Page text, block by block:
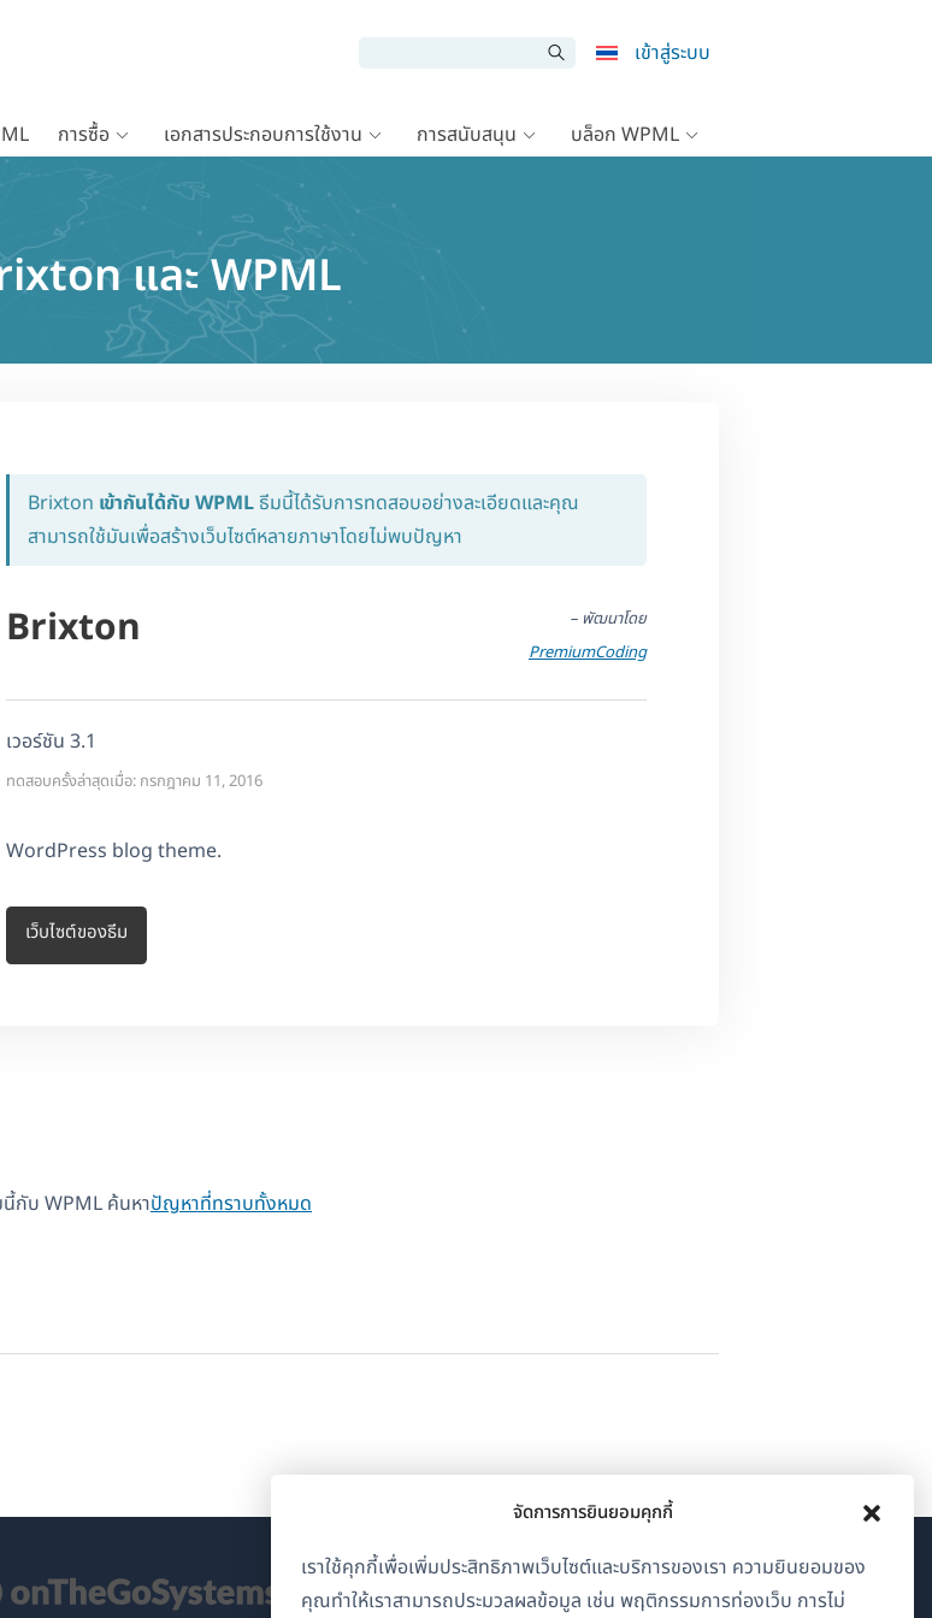
จัดการการยินยอมคุกกี้
เราใช้คุกกี้เพื่อเพิ่มประสิทธิภาพเว็บไซต์และบริการของเรา ความยินยอมของ
คุณทำให้เราสามารถประมวลผลข้อมูล เช่น พฤติกรรมการท่องเว็บ การไม่
เข้าสู่ระบบ
การซื้อ เอกสารประกอบการใช้งาน การสนับสนุน บล็อก WPML
และ WPML
Brixton เข้ากันได้กับ WPMLธีมนี้ได้รับการทดสอบอย่างละเอียดและคุณ
สามารถใช้มันเพื่อสร้างเว็บไซต์หลายภาษาโดยไม่พบปัญหา
Brixton
– พัฒนาโดย
PremiumCoding
เวอร์ชัน 3.1
ทดสอบครั้งล่าสุดเมื่อ: กรกฎาคม 11, 2016
WordPress blog theme.
เว็บไซต์ของธีม
นี้กับ WPML ค้นหาปัญหาที่ทราบทั้งหมด
เกี่ยวกับ WPML